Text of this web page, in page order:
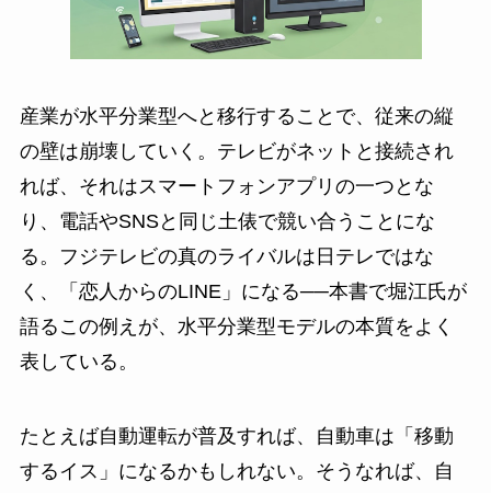
産業が水平分業型へと移行することで、従来の縦
の壁は崩壊していく。テレビがネットと接続され
れば、それはスマートフォンアプリの一つとな
り、電話やSNSと同じ土俵で競い合うことにな
る。フジテレビの真のライバルは日テレではな
く、「恋人からのLINE」になる──本書で堀江氏が
語るこの例えが、水平分業型モデルの本質をよく
表している。
たとえば自動運転が普及すれば、自動車は「移動
するイス」になるかもしれない。そうなれば、自